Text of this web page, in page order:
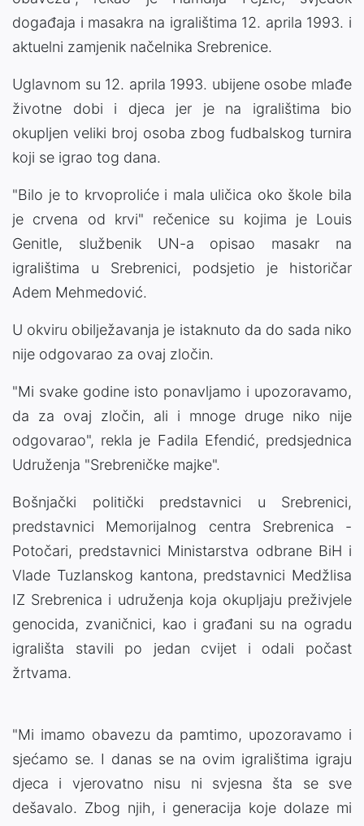
događaja i masakra na igralištima 12. aprila 1993. i
aktuelni zamjenik načelnika Srebrenice.
Uglavnom su 12. aprila 1993. ubijene osobe mlađe
životne dobi i djeca jer je na igralištima bio
okupljen veliki broj osoba zbog fudbalskog turnira
koji se igrao tog dana.
"Bilo je to krvoproliće i mala uličica oko škole bila
je crvena od krvi" rečenice su kojima je Louis
Genitle, službenik UN-a opisao masakr na
igralištima u Srebrenici, podsjetio je historičar
Adem Mehmedović.
U okviru obilježavanja je istaknuto da do sada niko
nije odgovarao za ovaj zločin.
"Mi svake godine isto ponavljamo i upozoravamo,
da za ovaj zločin, ali i mnoge druge niko nije
odgovarao", rekla je Fadila Efendić, predsjednica
Udruženja "Srebreničke majke".
Bošnjački politički predstavnici u Srebrenici,
predstavnici Memorijalnog centra Srebrenica -
Potočari, predstavnici Ministarstva odbrane BiH i
Vlade Tuzlanskog kantona, predstavnici Medžlisa
IZ Srebrenica i udruženja koja okupljaju preživjele
genocida, zvaničnici, kao i građani su na ogradu
igrališta stavili po jedan cvijet i odali počast
žrtvama.
"Mi imamo obavezu da pamtimo, upozoravamo i
sjećamo se. I danas se na ovim igralištima igraju
djeca i vjerovatno nisu ni svjesna šta se sve
dešavalo. Zbog njih, i generacija koje dolaze mi